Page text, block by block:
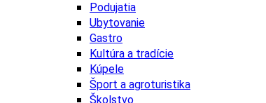
Podujatia
Ubytovanie
Gastro
Kultúra a tradície
Kúpele
Šport a agroturistika
Školstvo